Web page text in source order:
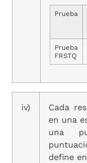
Prueba
Prueba
FRSTQ
iv)
Cada
en una
una
define